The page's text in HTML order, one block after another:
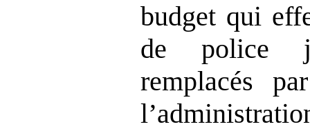
budget qui
de police
remplacés